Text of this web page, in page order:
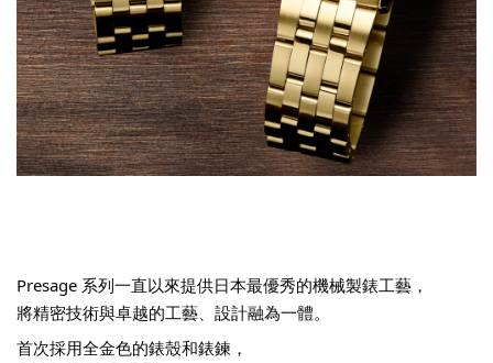
Presage 系列一直以來提供日本最優秀的機械製錶工藝，
將精密技術與卓越的工藝、設計融為一體。
首次採用全金色的錶殼和錶鍊，